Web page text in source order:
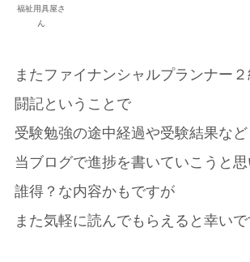
福祉用具屋さ
ん
またファイナンシャルプランナー
闘記ということで
受験勉強の途中経過や受験結果など
当ブログで進捗を書いていこうと
誰得？な内容かもですが
また気軽に読んでもらえると幸いで